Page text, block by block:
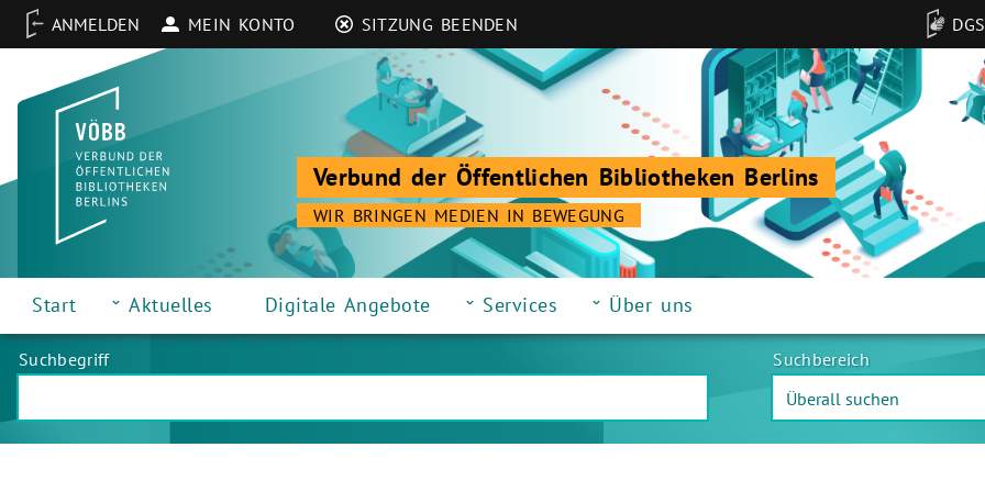
MEIN KONTO SITZUNG BEENDEN DGS
Verbund der Öffentlichen Bibliotheken Berlins
WIR BRINGEN MEDIEN IN BEWEGUNG
Start Aktuelles Digitale Angebote Services Über uns
Suchbegriff Suchbereich